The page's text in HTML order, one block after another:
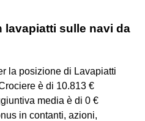
lavapiatti sulle navi da
la posizione di Lavapiatti
è di 10.813 €
media è di 0 €
in contanti, azioni,